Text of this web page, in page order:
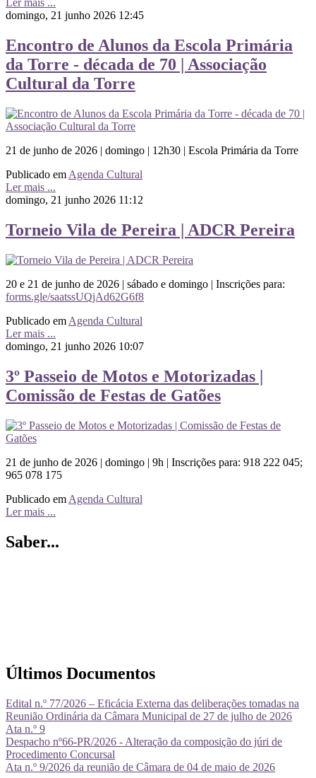
Ler mais ...
domingo, 21 junho 2026 12:45
Encontro de Alunos da Escola Primária
da Torre - década de 70 | Associação
Cultural da Torre
21 de junho de 2026 | domingo | 12h30 | Escola Primária da Torre
Publicado em Agenda Cultural
Ler mais ...
domingo, 21 junho 2026 11:12
Torneio Vila de Pereira | ADCR Pereira
20 e 21 de junho de 2026 | sábado e domingo | Inscrições para:
forms.gle/saatssUQjAd62G6f8
Publicado em Agenda Cultural
Ler mais ...
domingo, 21 junho 2026 10:07
3º Passeio de Motos e Motorizadas |
Comissão de Festas de Gatões
21 de junho de 2026 | domingo | 9h | Inscrições para: 918 222 045;
965 078 175
Publicado em Agenda Cultural
Ler mais ...
Saber...
Últimos Documentos
Edital n.º 77/2026 – Eficácia Externa das deliberações tomadas na
Reunião Ordinária da Câmara Municipal de 27 de julho de 2026
Ata n.º 9
Despacho nº66-PR/2026 - Alteração da composição do júri de
Procedimento Concursal
Ata n.º 9/2026 da reunião de Câmara de 04 de maio de 2026